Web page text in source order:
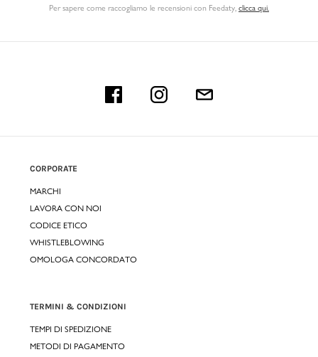
Per sapere come raccogliamo le recensioni con Feedaty clicca qui.
CORPORATE
MARCHI
LAVORA CON NOI
CODICE ETICO
WHISTLEBLOWING
OMOLOGA CONCORDATO
TERMINI & CONDIZIONI
TEMPI DI SPEDIZIONE
METODI DI PAGAMENTO